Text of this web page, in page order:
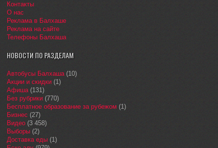
Контакты
О нас
Реклама в Балхаше
Реклама на сайте
Телефоны Балхаша
НОВОСТИ ПО РАЗДЕЛАМ
Автобусы Балхаша(10)
Акции и скидки (1)
Афиша(131)
Без рубрики (770)
Бесплатное образование за рубежом (1)
Бизнес (27)
Видео (3 458)
Выборы (2)
Доставка еды (1)